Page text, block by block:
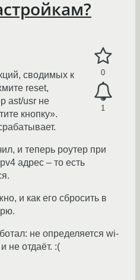
0
1
сводимых к
reset,
ast/usr не
кнопку».
и теперь роутер при
адрес – то есть
и как его сбросить в
не определяется wi-
не отдаёт. :(